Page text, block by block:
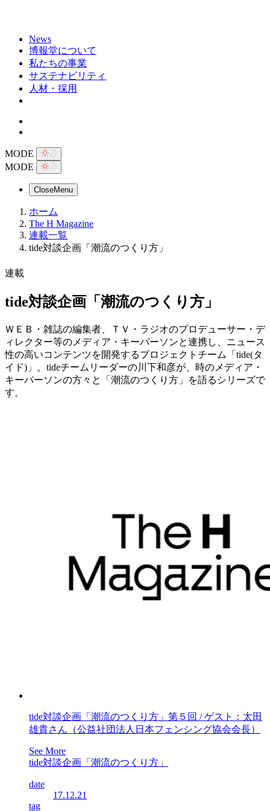
News
博報堂について
私たちの事業
サステナビリティ
人材・採用
MODE
MODE
CloseMenu
ホーム
The H Magazine
連載一覧
tide対談企画「潮流のつくり方」
連載
tide対談企画「潮流のつくり方」
ＷＥＢ・雑誌の編集者、ＴＶ・ラジオのプロデューサー・デ
ィレクター等のメディア・キーパーソンと連携し、ニュース
性の高いコンテンツを開発するプロジェクトチーム「tide(タ
イド)」。tideチームリーダーの川下和彦が、時のメディア・
キーパーソンの方々と「潮流のつくり方」を語るシリーズで
す。
tide対談企画「潮流のつくり方」第５回 / ゲスト：太田
雄貴さん（公益社団法人日本フェンシング協会会長）
See More
tide対談企画「潮流のつくり方」
date
17.12.21
tag